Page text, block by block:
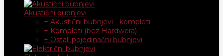
Akustični bubnjevi
+ Akustični bubnjevi - kompleti
+ Kompleti (bez Hardwera)
+ Ostali pojedinačni bubnjevi